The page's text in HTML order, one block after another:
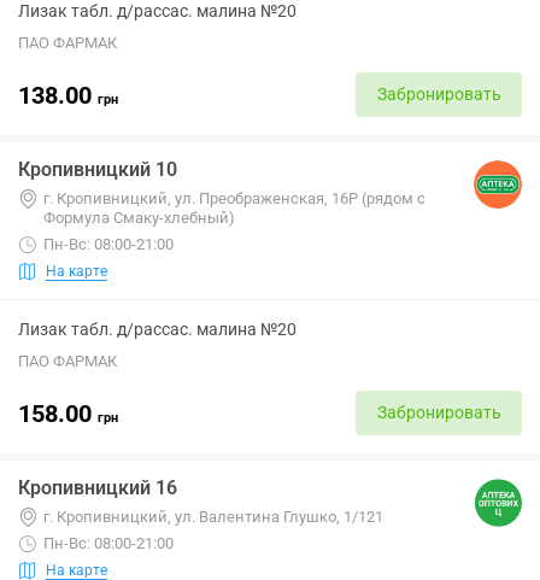
Лизак табл. д/рассас. малина №20
ПАО ФАРМАК
138.00 грн Забронировать
Кропивницкий 10
г. Кропивницкий, ул. Преображенская, 16Р (рядом с
Формула Смаку-хлебный)
Пн-Вс: 08:00-21:00
На карте
Лизак табл. д/рассас. малина №20
ПАО ФАРМАК
158.00 грн Забронировать
Кропивницкий 16
г. Кропивницкий, ул. Валентина Глушко, 1/121
Пн-Вс: 08:00-21:00
На карте